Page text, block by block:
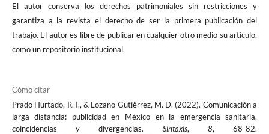
Lanier, J. (2018). Diez Razones para borrar tus redes sociales de
inmediato. Penguin Random House.
Martin, A. (2013). Si no estás pagando, eres tú el producto que
Gonzalez-Jimenez, H.,Fastoso, F., Choi, Y.,Yoon, S. (2021). The
impact of COVID-19 on consumer evaluation of authentic
El autor conserva los derechos patrimoniales sin restricciones y
garantiza a la revista el derecho de ser la primera publicación del
trabajo. El autor es libre de publicar en cualquier otro medio su artículo,
como un repositorio institucional.
Cómo citar
Prado Hurtado, R. I., & Lozano Gutiérrez, M. D. (2022). Comunicación a
larga distancia: publicidad en México en la emergencia sanitaria,
coincidencias y divergencias. Sintaxis, 8, 68-82.